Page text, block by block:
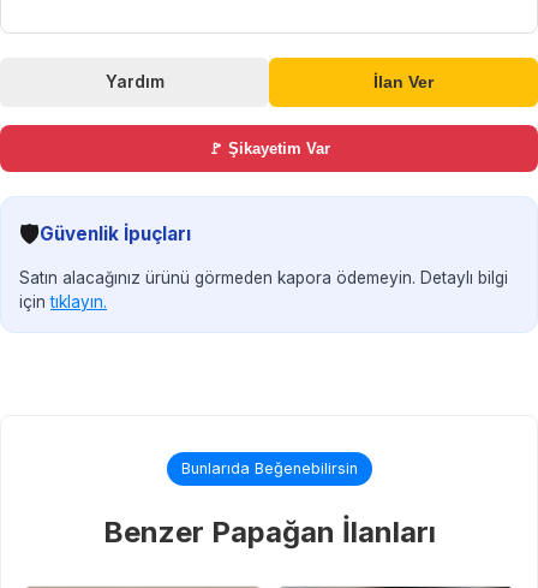
Yardım İlan Ver
🚩 Şikayetim Var
🛡️Güvenlik İpuçları
Satın alacağınız ürünü görmeden kapora ödemeyin. Detaylı bilgi
içintıklayın.
Bunlarıda Beğenebilirsin
Benzer Papağan İlanları